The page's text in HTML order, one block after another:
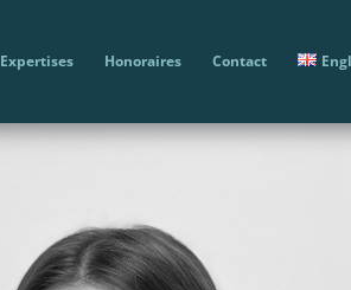
Expertises Honoraires Contact